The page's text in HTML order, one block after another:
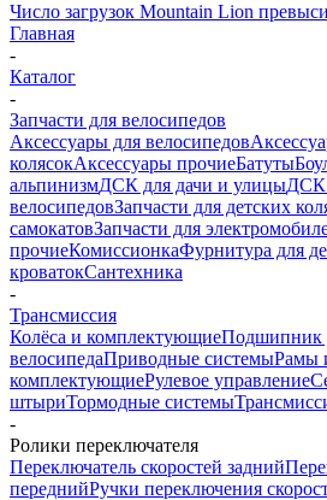
Число загрузок Mountain Lion
Главная
-
Каталог
-
Запчасти для велосипедов
Аксессуары для велосипедов
колясокАксессуары прочиеБатуты
альпинизмДСК для дачи и улицыДСК
велосипедовЗапчасти для детских
самокатовЗапчасти для
прочиеКомиссионкаФурнитура для
кроватокСантехника
-
Трансмиссия
Колёса и комплектующиеПодшипник
велосипедаПриводные системыРамы
комплектующиеРулевое управление
штыриТормодные системы
-
Ролики переключателя
Переключатель скоростей задний
переднийРучки переключения